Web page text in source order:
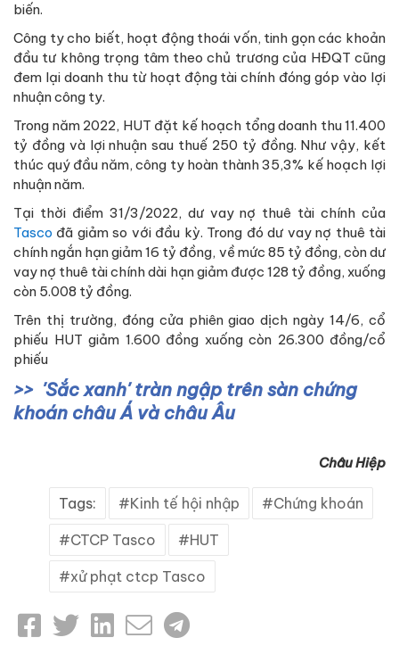
biến.
Công ty cho biết, hoạt động thoái vốn, tinh gọn các khoản
đầu tư không trọng tâm theo chủ trương của HĐQT cũng
đem lại doanh thu từ hoạt động tài chính đóng góp vào lợi
nhuận công ty.
Trong năm 2022, HUT đặt kế hoạch tổng doanh thu 11.400
tỷ đồng và lợi nhuận sau thuế 250 tỷ đồng. Như vậy, kết
thúc quý đầu năm, công ty hoàn thành 35,3% kế hoạch lợi
nhuận năm.
Tại thời điểm 31/3/2022, dư vay nợ thuê tài chính của
Tasco đã giảm so với đầu kỳ. Trong đó dư vay nợ thuê tài
chính ngắn hạn giảm 16 tỷ đồng, về mức 85 tỷ đồng, còn dư
vay nợ thuê tài chính dài hạn giảm được 128 tỷ đồng, xuống
còn 5.008 tỷ đồng.
Trên thị trường, đóng cửa phiên giao dịch ngày 14/6, cổ
phiếu HUT giảm 1.600 đồng xuống còn 26.300 đồng/cổ
phiếu
'Sắc xanh' tràn ngập trên sàn chứng
khoán châu Á và châu Âu
Châu Hiệp
Tags: Kinh tế hội nhập Chứng khoán
CTCP Tasco HUT
xử phạt ctcp Tasco